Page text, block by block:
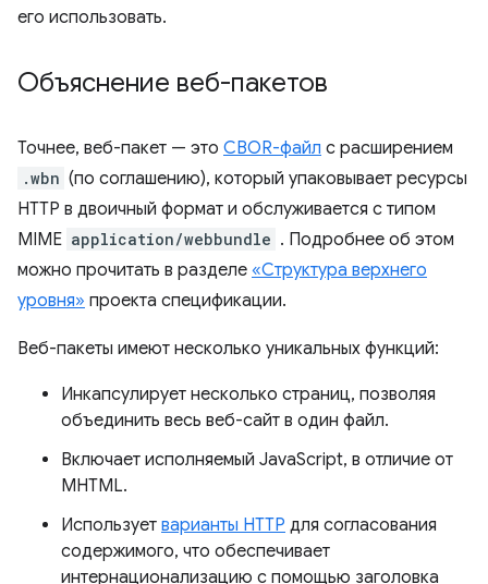
его использовать.
Объяснение веб-пакетов
Точнее, веб-пакет — это CBOR-файл с расширением
.wbn (по соглашению), который упаковывает ресурсы
HTTP в двоичный формат и обслуживается с типом
MIME application/webbundle . Подробнее об этом
можно прочитать в разделе «Структура верхнего
уровня» проекта спецификации.
Веб-пакеты имеют несколько уникальных функций:
Инкапсулирует несколько страниц, позволяя
объединить весь веб-сайт в один файл.
Включает исполняемый JavaScript, в отличие от
MHTML.
Использует варианты HTTP для согласования
содержимого, что обеспечивает
интернационализацию с помощью заголовка